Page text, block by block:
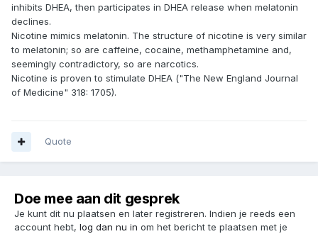
inhibits DHEA, then participates in DHEA release when melatonin
declines.
Nicotine mimics melatonin. The structure of nicotine is very similar
to melatonin; so are caffeine, cocaine, methamphetamine and,
seemingly contradictory, so are narcotics.
Nicotine is proven to stimulate DHEA ("The New England Journal
of Medicine" 318: 1705).
Quote
Doe mee aan dit gesprek
Je kunt dit nu plaatsen en later registreren. Indien je reeds een
account hebt, log dan nu in om het bericht te plaatsen met je